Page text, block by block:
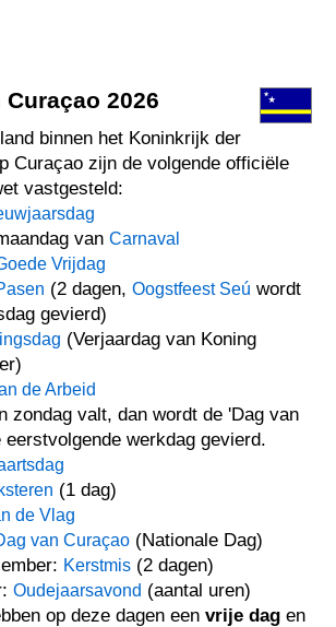
2026
binnen het Koninkrijk der
Curaçao zijn de volgende officiële
vastgesteld:
vanCarnaval
Vrijdag
(2 dagen,Oogstfeest Seú wordt
gevierd)
(Verjaardag van Koning
de Arbeid
zondag valt, dan wordt de 'Dag van
eerstvolgende werkdag gevierd.
(1 dag)
de Vlag
van Curaçao (Nationale Dag)
Kerstmis (2 dagen)
Oudejaarsavond (aantal uren)
op deze dagen eenvrije dag en